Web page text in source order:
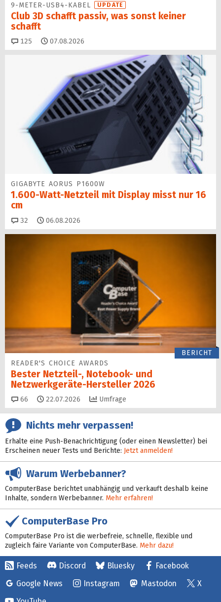
9-METER-USB4-KABEL UPDATE
Club 3D schafft passiv, was sonst keiner
schafft
125 Kommentare
07.08.2026
GIGABYTE AORUS P1600W
1.600-Watt-Netzteil mit Display misst nur 16
cm
32 Kommentare
06.08.2026
BERICHT
READER'S CHOICE AWARDS
Bester Netzteil-, Notebook- und
Netzwerkgeräte-Hersteller 2026
66 Kommentare
22.07.2026 Umfrage
Nichts mehr verpassen!
Erhalte eine Push-Benachrichtigung (oder einen Newsletter) bei
Erscheinen neuer Tests und Berichte: Jetzt anmelden!
Warum Werbebanner?
ComputerBase berichtet unabhängig und verkauft deshalb keine
Inhalte, sondern Werbebanner. Mehr erfahren!
ComputerBase Pro
ComputerBase Pro ist die werbefreie, schnelle, flexible und
zugleich faire Variante von ComputerBase. Mehr dazu!
Feeds Discord Bluesky
Facebook
Google News
Instagram Mastodon
X